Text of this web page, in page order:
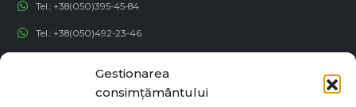
Gestionarea
consimțământului
Tel.: +38(050)395-45-84
Tel.: +38(050)492-23-46
contact@econadin.com